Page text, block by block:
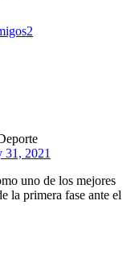
31, 2021
uno de los mejores
la primera fase ante el